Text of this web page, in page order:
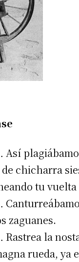
chicharra
tu
zaguanes.
la
rueda, ya